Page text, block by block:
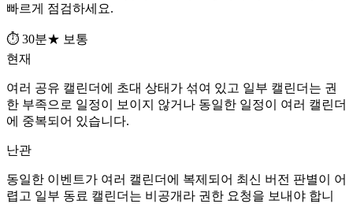
빠르게 점검하세요.
⏱ 30분★ 보통
현재
여러 공유 캘린더에 초대 상태가 섞여 있고 일부 캘린더는 권
한 부족으로 일정이 보이지 않거나 동일한 일정이 여러 캘린더
에 중복되어 있습니다.
난관
동일한 이벤트가 여러 캘린더에 복제되어 최신 버전 판별이 어
렵고 일부 동료 캘린더는 비공개라 권한 요청을 보내야 합니